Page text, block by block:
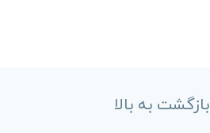
بازگشت به بالا